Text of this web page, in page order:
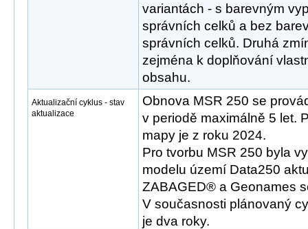
variantách - s barevným
správních celků a bez
správních celků. Druhá
zejména k doplňování
obsahu.
Aktualizační cyklus - stav
aktualizace
Obnova MSR 250 se
v periodě maximálně 5 let.
mapy je z roku 2024.
Pro tvorbu MSR 250 byla
modelu území Data250
ZABAGED® a Geonames
V současnosti plánovaný
je dva roky.